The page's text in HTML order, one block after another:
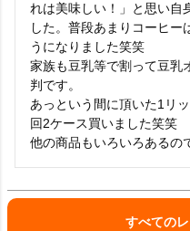
れは美味しい！」と思い自
した。普段あまりコーヒー
うになりました笑笑
家族も豆乳等で割って豆乳
判です。
あっという間に頂いた1リ
回2ケース買いました笑笑
他の商品もいろいろあるの
すべての